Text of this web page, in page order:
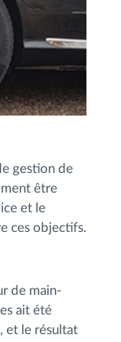
gestion de
être
et le
ces objectifs.
de main-
ait été
et le résultat